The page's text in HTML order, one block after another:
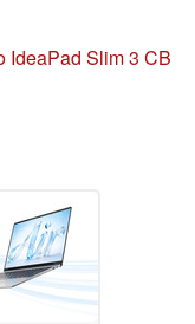
IdeaPad Slim 3 CB